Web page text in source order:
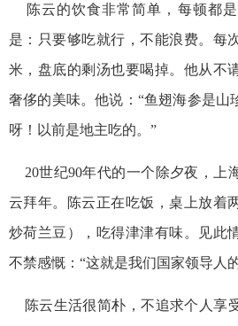
陈云的饮食非常简单，每顿都
是：只要够吃就行，不能浪费。每
米，盘底的剩汤也要喝掉。他从不
奢侈的美味。他说：“鱼翅海参是山
呀！以前是地主吃的。”
20世纪90年代的一个除夕夜，上
云拜年。陈云正在吃饭，桌上放着
炒荷兰豆），吃得津津有味。见此
不禁感慨：“这就是我们国家领导人
陈云生活很简朴，不追求个人享